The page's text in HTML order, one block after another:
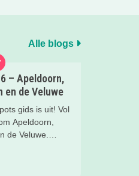
Alle blogs
– Apeldoorn,
en de Veluwe
gids is uit! Vol
Apeldoorn,
de Veluwe.
Welke hotspots